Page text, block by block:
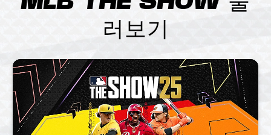
러보기